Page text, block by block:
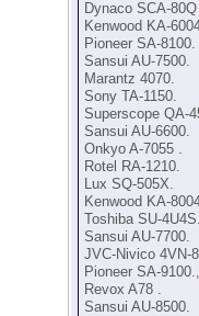
Dynaco SCA-
Kenwood KA-
Pioneer SA-8100.
Sansui AU-7500.
Marantz 4070.
Sony TA-1150.
Superscope QA-
Sansui AU-6600.
Onkyo A-7055 .
Rotel RA-1210.
Lux SQ-505X.
Kenwood KA-
Toshiba SU-
Sansui AU-7700.
JVC-Nivico 4VN-
Pioneer SA-
Revox A78 .
Sansui AU-8500.